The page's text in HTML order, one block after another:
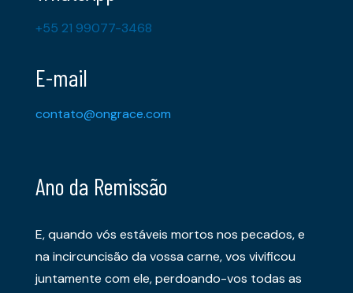
+55 21 99077-3468
E-mail
contato@ongrace.com
Ano da Remissão
E, quando vós estáveis mortos nos pecados, e
na incircuncisão da vossa carne, vos vivificou
juntamente com ele, perdoando-vos todas as